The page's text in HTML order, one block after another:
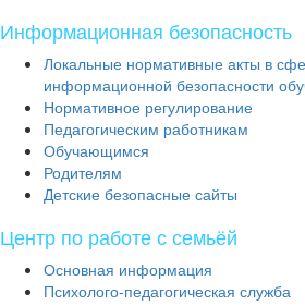
Информационная безопасность
Локальные нормативные акты в
информационной безопасности
Нормативное регулирование
Педагогическим работникам
Обучающимся
Родителям
Детские безопасные сайты
Центр по работе с семьёй
Основная информация
Психолого-педагогическая служба